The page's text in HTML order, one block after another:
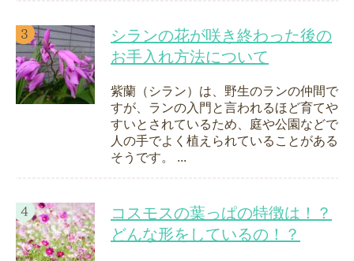
シランの花が咲き終わった後の
お手入れ方法について
紫蘭（シラン）は、野生のランの仲間で
すが、ランの入門と言われるほど育てや
すいとされているため、庭や公園などで
人の手でよく植えられていることがある
そうです。 ...
コスモスの葉っぱの特徴は！？
どんな形をしているの！？